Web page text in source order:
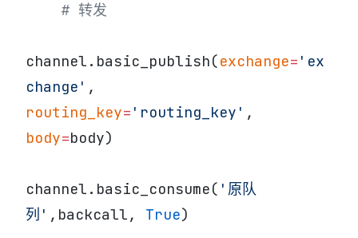
    # 转发
channel.basic_publish(exchange= 'ex
change'
routing_key= 'routing_key'
body=body)
channel.basic_consume( '原队
列' ,backcall, True)